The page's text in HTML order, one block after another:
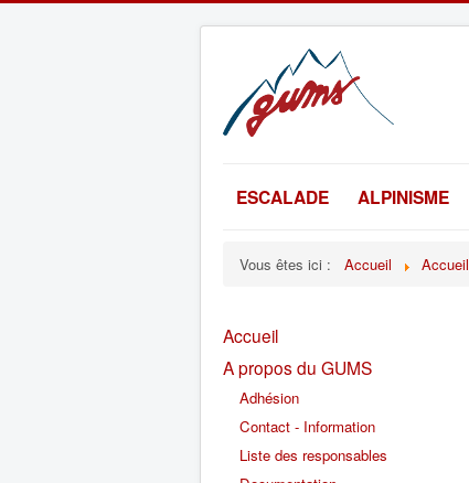
ESCALADE ALPINISME
Vous êtes ici : Accueil Accueil
Accueil
A propos du GUMS
Adhésion
Contact - Information
Liste des responsables